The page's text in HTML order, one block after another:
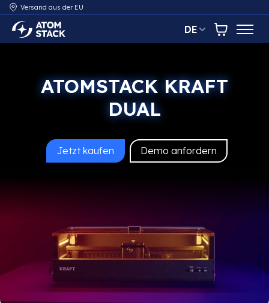
Versand aus der EU
AtomStack Europe DE
ATOMSTACK KRAFT
DUAL
AtomStack Kraft
Jetzt kaufen Demo anfordern